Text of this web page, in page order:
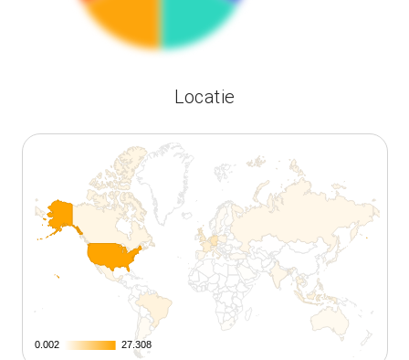
Locatie
0.002
0.002 27.308
27.308